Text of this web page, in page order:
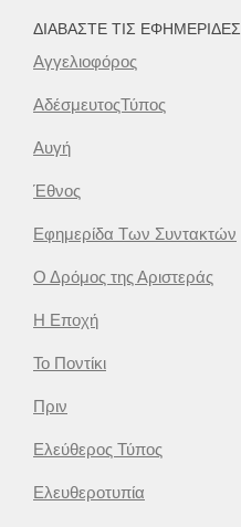
ΔΙΑΒΆΣΤΕ ΤΙΣ ΕΦΗΜΕΡΊΔΕΣ
Αγγελιοφόρος
ΑδέσμευτοςΤύπος
Αυγή
Έθνος
Εφημερίδα Των Συντακτών
Ο Δρόμος της Αριστεράς
Η Εποχή
Το Ποντίκι
Πριν
Ελεύθερος Τύπος
Ελευθεροτυπία